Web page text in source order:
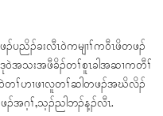
ညိၣ်ခးလီၤဝဲကမျၢၢ်ကဝီၤဖိတဖၣ်
အသးအဖီခိၣ်တၢ်စူၤခါအဆၢကတီၢ်
ၢ်ဟၢဖၢလူတၢ်ဆါတဖၣ်အဃိလိၣ်
အဂ့ၢ်,သ့ၣ်ညါဘၣ်န့ၣ်လီၤ.